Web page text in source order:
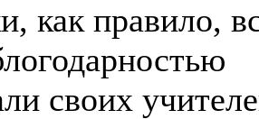
как правило,
своих